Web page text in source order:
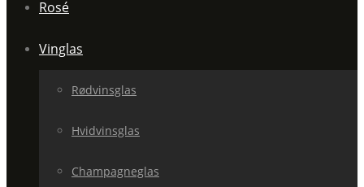
Rosé
Vinglas
Rødvinsglas
Hvidvinsglas
Champagneglas